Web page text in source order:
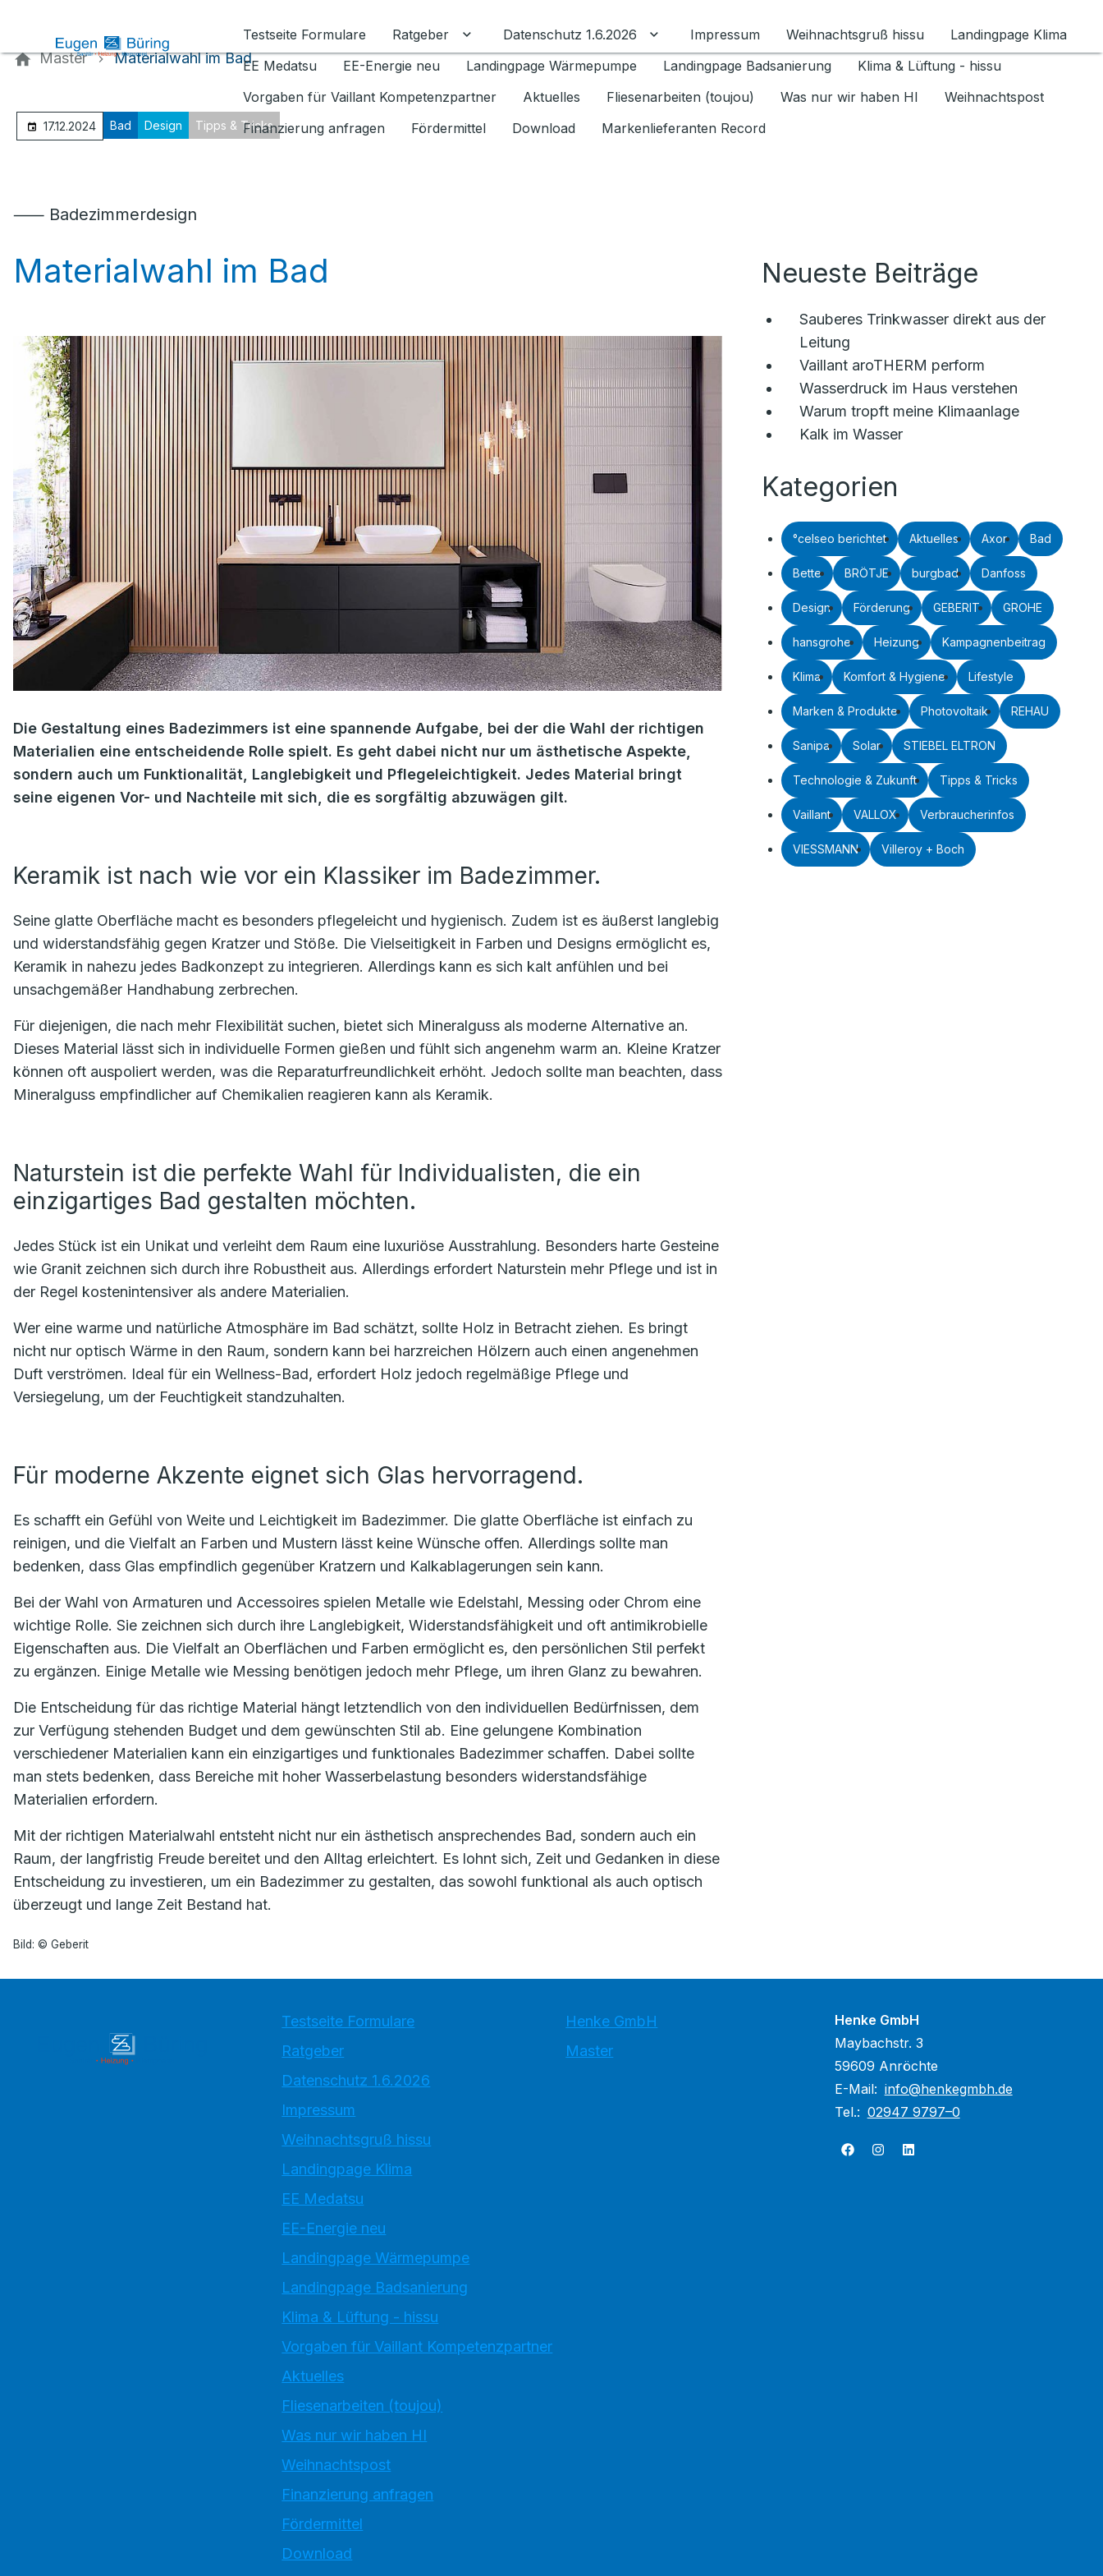
Testseite Formulare
Ratgeber Untermenü für Ratgeber umschalten
Datenschutz 1.6.2026 Untermenü für Datenschutz 1.6.2026 umschalten
Impressum Weihnachtsgruß hissu
Landingpage Klima
EE Medatsu
EE-Energie neu Landingpage Wärmepumpe Landingpage Badsanierung
Klima & Lüftung - hissu
Vorgaben für Vaillant Kompetenzpartner
Aktuelles Fliesenarbeiten (toujou) Was nur wir haben HI
Weihnachtspost
Finanzierung anfragen
Fördermittel Download Markenlieferanten Record
Master Materialwahl im Bad
17.12.2024 Bad Design Tipps & Tricks
⸺ Badezimmerdesign
Materialwahl im Bad
Die Gestaltung eines Badezimmers ist eine spannende Aufgabe, bei der die Wahl der richtigen
Materialien eine entscheidende Rolle spielt. Es geht dabei nicht nur um ästhetische Aspekte,
sondern auch um Funktionalität, Langlebigkeit und Pflegeleichtigkeit. Jedes Material bringt
seine eigenen Vor- und Nachteile mit sich, die es sorgfältig abzuwägen gilt.
Keramik ist nach wie vor ein Klassiker im Badezimmer.
Seine glatte Oberfläche macht es besonders pflegeleicht und hygienisch. Zudem ist es äußerst langlebig
und widerstandsfähig gegen Kratzer und Stöße. Die Vielseitigkeit in Farben und Designs ermöglicht es,
Keramik in nahezu jedes Badkonzept zu integrieren. Allerdings kann es sich kalt anfühlen und bei
unsachgemäßer Handhabung zerbrechen.
Für diejenigen, die nach mehr Flexibilität suchen, bietet sich Mineralguss als moderne Alternative an.
Dieses Material lässt sich in individuelle Formen gießen und fühlt sich angenehm warm an. Kleine Kratzer
können oft auspoliert werden, was die Reparaturfreundlichkeit erhöht. Jedoch sollte man beachten, dass
Mineralguss empfindlicher auf Chemikalien reagieren kann als Keramik.
Naturstein ist die perfekte Wahl für Individualisten, die ein
einzigartiges Bad gestalten möchten.
Jedes Stück ist ein Unikat und verleiht dem Raum eine luxuriöse Ausstrahlung. Besonders harte Gesteine
wie Granit zeichnen sich durch ihre Robustheit aus. Allerdings erfordert Naturstein mehr Pflege und ist in
der Regel kostenintensiver als andere Materialien.
Wer eine warme und natürliche Atmosphäre im Bad schätzt, sollte Holz in Betracht ziehen. Es bringt
nicht nur optisch Wärme in den Raum, sondern kann bei harzreichen Hölzern auch einen angenehmen
Duft verströmen. Ideal für ein Wellness-Bad, erfordert Holz jedoch regelmäßige Pflege und
Versiegelung, um der Feuchtigkeit standzuhalten.
Für moderne Akzente eignet sich Glas hervorragend.
Es schafft ein Gefühl von Weite und Leichtigkeit im Badezimmer. Die glatte Oberfläche ist einfach zu
reinigen, und die Vielfalt an Farben und Mustern lässt keine Wünsche offen. Allerdings sollte man
bedenken, dass Glas empfindlich gegenüber Kratzern und Kalkablagerungen sein kann.
Bei der Wahl von Armaturen und Accessoires spielen Metalle wie Edelstahl, Messing oder Chrom eine
wichtige Rolle. Sie zeichnen sich durch ihre Langlebigkeit, Widerstandsfähigkeit und oft antimikrobielle
Eigenschaften aus. Die Vielfalt an Oberflächen und Farben ermöglicht es, den persönlichen Stil perfekt
zu ergänzen. Einige Metalle wie Messing benötigen jedoch mehr Pflege, um ihren Glanz zu bewahren.
Die Entscheidung für das richtige Material hängt letztendlich von den individuellen Bedürfnissen, dem
zur Verfügung stehenden Budget und dem gewünschten Stil ab. Eine gelungene Kombination
verschiedener Materialien kann ein einzigartiges und funktionales Badezimmer schaffen. Dabei sollte
man stets bedenken, dass Bereiche mit hoher Wasserbelastung besonders widerstandsfähige
Materialien erfordern.
Mit der richtigen Materialwahl entsteht nicht nur ein ästhetisch ansprechendes Bad, sondern auch ein
Raum, der langfristig Freude bereitet und den Alltag erleichtert. Es lohnt sich, Zeit und Gedanken in diese
Entscheidung zu investieren, um ein Badezimmer zu gestalten, das sowohl funktional als auch optisch
überzeugt und lange Zeit Bestand hat.
Bild: © Geberit
Neueste Beiträge
Sauberes Trinkwasser direkt aus der
Leitung
Vaillant aroTHERM perform
Wasserdruck im Haus verstehen
Warum tropft meine Klimaanlage
Kalk im Wasser
Kategorien
°celseo berichtet Aktuelles Axor Bad
Bette BRÖTJE burgbad Danfoss
Design Förderung GEBERIT GROHE
hansgrohe Heizung Kampagnenbeitrag
Klima Komfort & Hygiene Lifestyle
Marken & Produkte Photovoltaik REHAU
Sanipa Solar STIEBEL ELTRON
Technologie & Zukunft Tipps & Tricks
Vaillant VALLOX Verbraucherinfos
VIESSMANN Villeroy + Boch
Testseite Formulare
Ratgeber
Datenschutz 1.6.2026
Impressum
Weihnachtsgruß hissu
Landingpage Klima
EE Medatsu
EE-Energie neu
Landingpage Wärmepumpe
Landingpage Badsanierung
Klima & Lüftung - hissu
Vorgaben für Vaillant Kompetenzpartner
Aktuelles
Fliesenarbeiten (toujou)
Was nur wir haben HI
Weihnachtspost
Finanzierung anfragen
Fördermittel
Download
Henke GmbH
Master
Henke GmbH
Maybachstr. 3
59609 Anröchte
E-Mail: info@henkegmbh.de
Tel.: 02947 9797–0